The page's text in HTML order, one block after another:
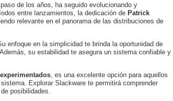
de los años, ha seguido evolucionando y
entre lanzamientos, la dedicación de Patrick
relevante en el panorama de las distribuciones de
enfoque en la simplicidad te brinda la oportunidad de
su estabilidad te asegura un sistema confiable y
s , es una excelente opción para aquellos
Explorar Slackware te permitirá comprender
posibilidades.